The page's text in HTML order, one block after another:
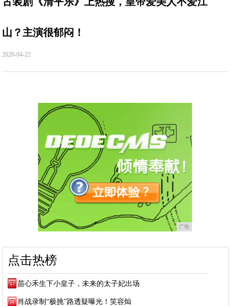
山？主演很郁闷！
2020-04-22
广告
点击热榜
苗心禾生下小皇子，未来的太子妃出场
肖战录制“极挑”路透疑曝光！笑容灿